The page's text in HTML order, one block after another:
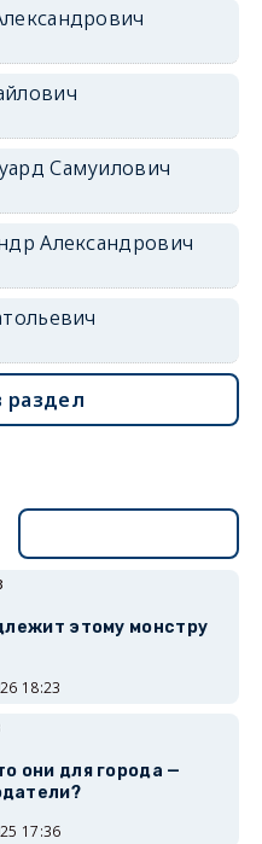
Самуилович
Александрович
раздел
этому монстру
18:23
они для города —
17:36